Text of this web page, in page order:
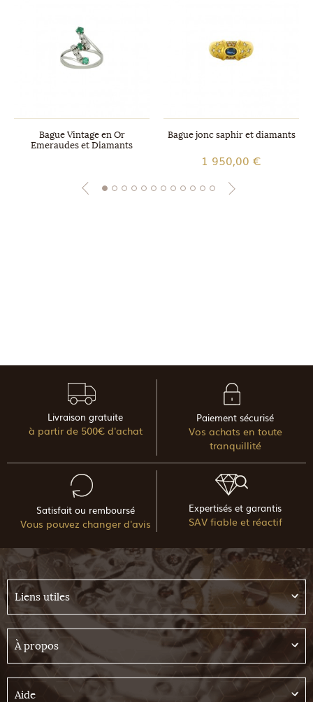
Bague Vintage en Or
Emeraudes et Diamants
Bague jonc saphir et diamants
1 950,00 €
Livraison gratuite
à partir de 500€ d'achat
Paiement sécurisé
Vos achats en toute
tranquillité
Satisfait ou remboursé
Vous pouvez changer d'avis
Expertisés et garantis
SAV fiable et réactif
Liens utiles
À propos
Aide